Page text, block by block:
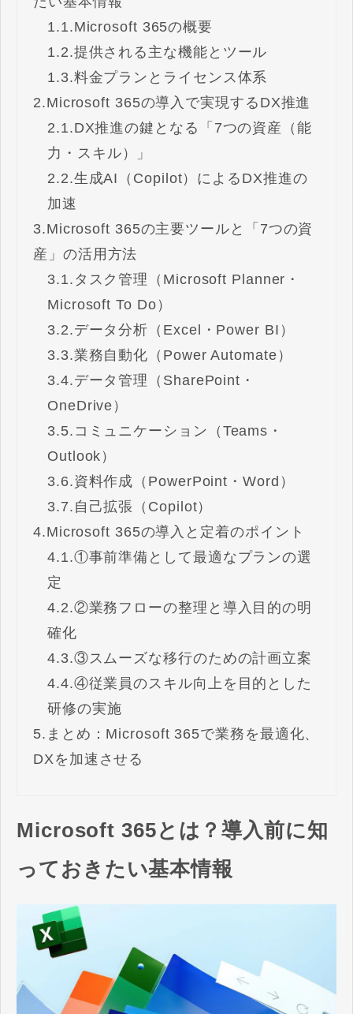
1.1.Microsoft 365の概要
1.2.提供される主な機能とツール
1.3.料金プランとライセンス体系
2.Microsoft 365の導入で実現するDX推進
2.1.DX推進の鍵となる「7つの資産（能
力・スキル）」
2.2.生成AI（Copilot）によるDX推進の
加速
3.Microsoft 365の主要ツールと「7つの資
産」の活用方法
3.1. タスク管理（Microsoft Planner・
Microsoft To Do）
3.2.データ分析（Excel・Power BI）
3.3.業務自動化（Power Automate）
3.4.データ管理（SharePoint・
OneDrive）
3.5. コミュニケーション（Teams・
Outlook）
3.6.資料作成（PowerPoint・Word）
3.7. 自己拡張（Copilot）
4.Microsoft 365の導入と定着のポイント
4.1.①事前準備として最適なプランの選
定
4.2.②業務フローの整理と導入目的の明
確化
4.3.③スムーズな移行のための計画立案
4.4.④従業員のスキル向上を目的とした
研修の実施
5. まとめ：Microsoft 365で業務を最適化、
DXを加速させる
Microsoft 365とは？導入前に知
っておきたい基本情報